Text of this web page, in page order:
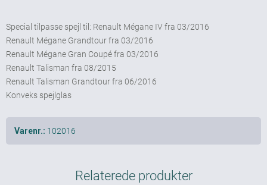
Special tilpasse spejl til: Renault Mégane IV fra 03/2016
Renault Mégane Grandtour fra 03/2016
Renault Mégane Gran Coupé fra 03/2016
Renault Talisman fra 08/2015
Renault Talisman Grandtour fra 06/2016
Konveks spejlglas
Varenr.: 102016
Relaterede produkter